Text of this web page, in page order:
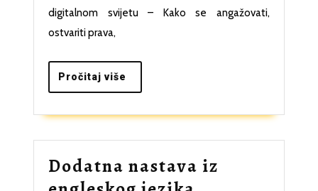
digitalnom svijetu – Kako se angažovati,
ostvariti prava,
Pročitaj više
više
Dodatna nastava iz